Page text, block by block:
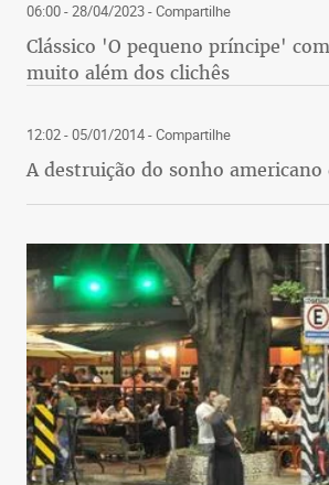
06:00 - 28/04/2023- Compartilhe
Clássico 'O pequeno príncipe'
muito além dos clichês
12:02 - 05/01/2014- Compartilhe
A destruição do sonho